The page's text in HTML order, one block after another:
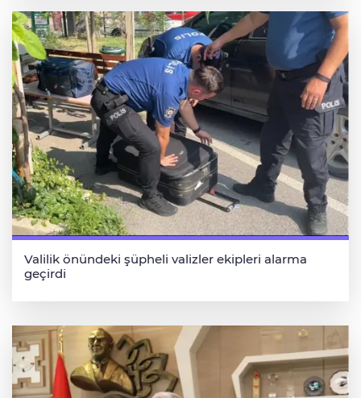
Valilik önündeki şüpheli valizler ekipleri alarma
geçirdi